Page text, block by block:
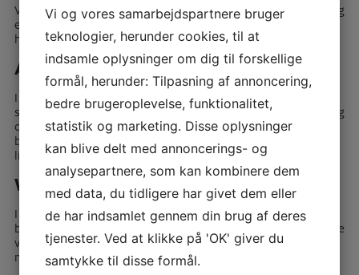
Vi starter aftensmåltidet med at synge et bordvers sammen, og
efter aftensmaden holder en af medarbejderne andagt. Derfor
har vi en fælles start og fælles afslutning på måltidet.
Aften kl. 19-23:
I dette tidsrum er der som regel stille og roligt hyggeligt
samvær. Der har dog faste aktiviteter tirsdag med sangaften og
onsdag med spilleaften. Ca en gang om måneden holdes der
besøgsaften, hvor beboerne skiftes til at invitere hinanden til
lidt aftenhygge i lejligheden.
Weekender:
I weekenderne er der forskellige aktiviteter. På vores
beboermøder kan man komme med forslag til, hvad man gerne
vil lave i de kommende weekender – og ellers har
medarbejderne som regel nogle sjove idéer.
Vi og vores samarbejdspartnere bruger
teknologier, herunder cookies, til at
indsamle oplysninger om dig til forskellige
formål, herunder: Tilpasning af annoncering,
bedre brugeroplevelse, funktionalitet,
statistik og marketing. Disse oplysninger
kan blive delt med annoncerings- og
analysepartnere, som kan kombinere dem
med data, du tidligere har givet dem eller
de har indsamlet gennem din brug af deres
tjenester. Ved at klikke på 'OK' giver du
samtykke til disse formål.